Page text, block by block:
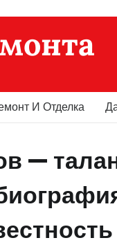
И Отделка
—